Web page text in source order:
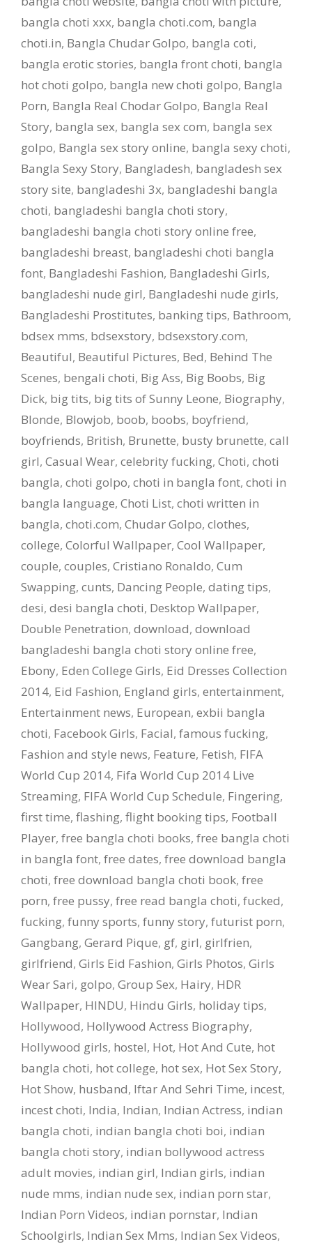
bangla choti xxx, bangla choti.com, bangla
choti.in, Bangla Chudar Golpo, bangla coti,
bangla erotic stories, bangla front choti, bangla
hot choti golpo, bangla new choti golpo, Bangla
Porn, Bangla Real Chodar Golpo, Bangla Real
Story, bangla sex, bangla sex com, bangla sex
golpo, Bangla sex story online, bangla sexy choti,
Bangla Sexy Story, Bangladesh, bangladesh sex
story site, bangladeshi 3x, bangladeshi bangla
choti, bangladeshi bangla choti story,
bangladeshi bangla choti story online free,
bangladeshi breast, bangladeshi choti bangla
font, Bangladeshi Fashion, Bangladeshi Girls,
bangladeshi nude girl, Bangladeshi nude girls,
Bangladeshi Prostitutes, banking tips, Bathroom,
bdsex mms, bdsexstory, bdsexstory.com,
Beautiful, Beautiful Pictures, Bed, Behind The
Scenes, bengali choti, Big Ass, Big Boobs, Big
Dick, big tits, big tits of Sunny Leone, Biography,
Blonde, Blowjob, boob, boobs, boyfriend,
boyfriends, British, Brunette, busty brunette, call
girl, Casual Wear, celebrity fucking, Choti, choti
bangla, choti golpo, choti in bangla font, choti in
bangla language, Choti List, choti written in
bangla, choti.com, Chudar Golpo, clothes,
college, Colorful Wallpaper, Cool Wallpaper,
couple, couples, Cristiano Ronaldo, Cum
Swapping, cunts, Dancing People, dating tips,
desi, desi bangla choti, Desktop Wallpaper,
Double Penetration, download, download
bangladeshi bangla choti story online free,
Ebony, Eden College Girls, Eid Dresses Collection
2014, Eid Fashion, England girls, entertainment,
Entertainment news, European, exbii bangla
choti, Facebook Girls, Facial, famous fucking,
Fashion and style news, Feature, Fetish, FIFA
World Cup 2014, Fifa World Cup 2014 Live
Streaming, FIFA World Cup Schedule, Fingering,
first time, flashing, flight booking tips, Football
Player, free bangla choti books, free bangla choti
in bangla font, free dates, free download bangla
choti, free download bangla choti book, free
porn, free pussy, free read bangla choti, fucked,
fucking, funny sports, funny story, futurist porn,
Gangbang, Gerard Pique, gf, girl, girlfrien,
girlfriend, Girls Eid Fashion, Girls Photos, Girls
Wear Sari, golpo, Group Sex, Hairy, HDR
Wallpaper, HINDU, Hindu Girls, holiday tips,
Hollywood, Hollywood Actress Biography,
Hollywood girls, hostel, Hot, Hot And Cute, hot
bangla choti, hot college, hot sex, Hot Sex Story,
Hot Show, husband, Iftar And Sehri Time, incest,
incest choti, India, Indian, Indian Actress, indian
bangla choti, indian bangla choti boi, indian
bangla choti story, indian bollywood actress
adult movies, indian girl, Indian girls, indian
nude mms, indian nude sex, indian porn star,
Indian Porn Videos, indian pornstar, Indian
Schoolgirls, Indian Sex Mms, Indian Sex Videos,